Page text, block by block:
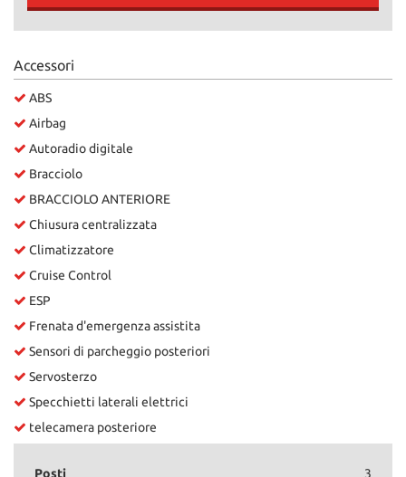
Accessori
ABS
Airbag
Autoradio digitale
Bracciolo
BRACCIOLO ANTERIORE
Chiusura centralizzata
Climatizzatore
Cruise Control
ESP
Frenata d'emergenza assistita
Sensori di parcheggio posteriori
Servosterzo
Specchietti laterali elettrici
telecamera posteriore
Posti 3